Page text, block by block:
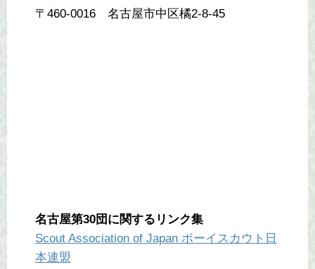
〒460-0016 名古屋市中区橘2-8-45
名古屋第30団に関するリンク集
Scout Association of Japan ボーイスカウト日
本連盟